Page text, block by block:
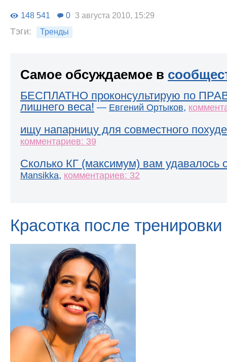
148 541 0 3 августа 2010, 15:29
Тэги: Тренды
Самое обсуждаемое в
БЕСПЛАТНО проконсультирую по
лишнего веса! — Евгений Ортыков,
ищу напарницу для совместного
комментариев: 39
Сколько КГ (максимум) вам удавалось
Mansikka, комментариев: 32
Красотка после тренировки